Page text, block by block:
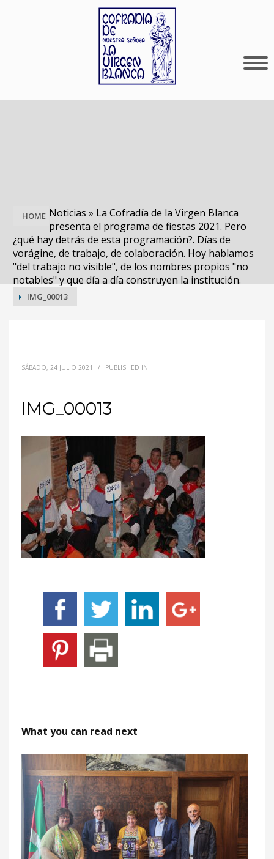
HOME Noticias » La Cofradía de la Virgen Blanca
presenta el programa de fiestas 2021. Pero
¿qué hay detrás de esta programación?. Días de
vorágine, de trabajo, de colaboración. Hoy hablamos
"del trabajo no visible", de los nombres propios "no
notables" y que día a día construyen la institución.
IMG_00013
SÁBADO, 24 JULIO 2021 / PUBLISHED IN
IMG_00013
What you can read next